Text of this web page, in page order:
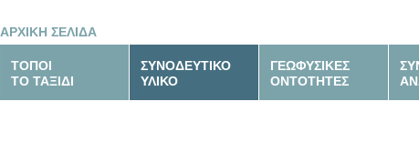
ΑΡΧΙΚΗ ΣΕΛΙΔΑ
ΤΟΠΟΙ
ΤΟ ΤΑΞΙΔΙ
ΣΥΝΟΔΕΥΤΙΚΟ
ΥΛΙΚΟ
ΓΕΩΦΥΣΙΚΕΣ
ΟΝΤΟΤΗΤΕΣ